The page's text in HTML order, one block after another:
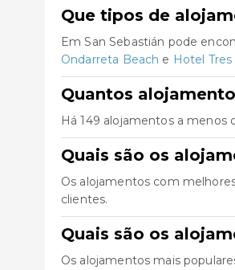
Que tipos de
Em San Sebastián pode
Ondarreta Beach e Hotel
Quantos
Há 149 alojamentos a menos
Quais são os
Os alojamentos com
clientes.
Quais são os
Os alojamentos mais